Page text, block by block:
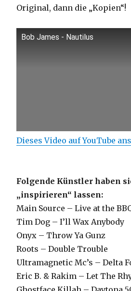
Original, dann die „Kopien“!
Bob James - Nautilus
Dieses Video auf YouTube
Folgende Künstler haben
„inspirieren“ lassen:
Main Source – Live at the
Tim Dog – I’ll Wax Anybody
Onyx – Throw Ya Gunz
Roots – Double Trouble
Ultramagnetic Mc’s – Delta
Eric B. & Rakim – Let The